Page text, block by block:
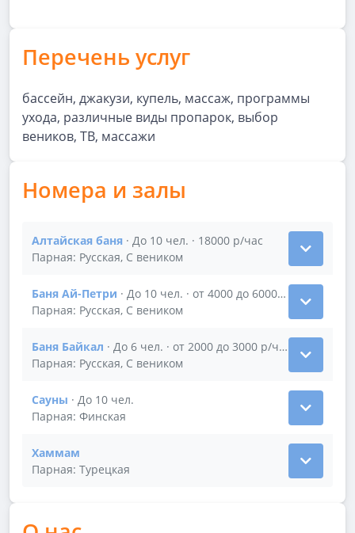
Перечень услуг
бассейн, джакузи, купель, массаж, программы
ухода, различные виды пропарок, выбор
веников, ТВ, массажи
Номера и залы
Алтайская баня · До 10 чел. · 18000 р/час
Парная: Русская, С веником
Показать подробности зала Алтайская баня
Баня Ай-Петри · До 10 чел. · от 4000 до 6000 р/час
Парная: Русская, С веником
Показать подробности зала Баня Ай-Петри
Баня Байкал · До 6 чел. · от 2000 до 3000 р/час
Парная: Русская, С веником
Показать подробности зала Баня Байкал
Сауны · До 10 чел.
Парная: Финская
Показать подробности зала Сауны
Хаммам
Парная: Турецкая
Показать подробности зала Хаммам